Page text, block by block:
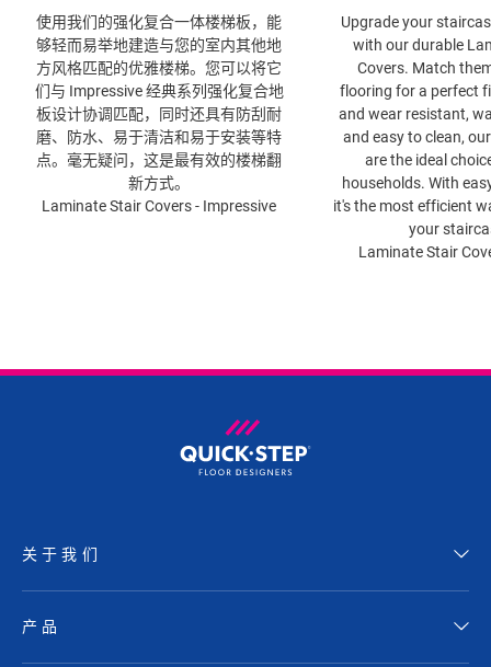
使用我们的强化复合​一体楼梯板，能
够轻而易举地建造与您的室内其他地
方风格匹配的优雅楼梯。您可以将它
们与 Impressive 经典系列强化复合地
板​设计协调匹配，同时还具有防刮耐
磨、防水、易于清洁和易于安装等特
点。毫无疑问，这是最有效的楼梯翻
新方式。
Laminate Stair Covers - Impressive
Upgrade your
with our durable
Covers. Match
flooring for a perfect
and wear resistant,
and easy to clean,
are the ideal
households. With
it's the most efficient
your
Laminate Stair
关于我们
产品